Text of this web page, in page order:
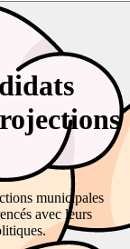
municipales
avec leurs